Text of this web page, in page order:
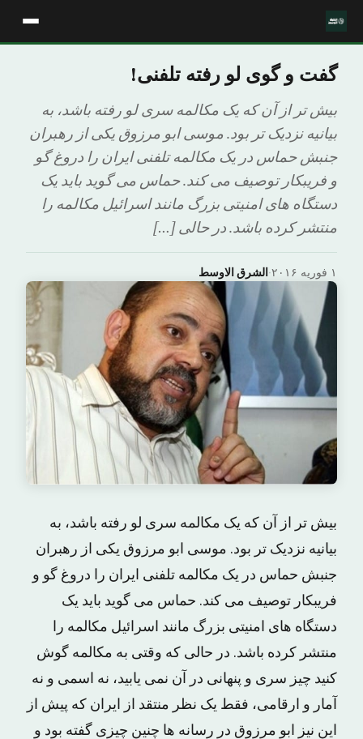
گفت و گوی لو رفته تلفنی!
بیش تر از آن که یک مکالمه سری لو رفته باشد، به
بیانیه نزدیک تر بود. موسی ابو مرزوق یکی از رهبران
جنبش حماس در یک مکالمه تلفنی ایران را دروغ گو
و فریبکار توصیف می کند. حماس می گوید باید یک
دستگاه های امنیتی بزرگ مانند اسرائیل مکالمه را
منتشر کرده باشد. در حالی […]
الشرق الاوسط· ۱ فوریه ۲۰۱۶
بیش تر از آن که یک مکالمه سری لو رفته باشد، به
بیانیه نزدیک تر بود. موسی ابو مرزوق یکی از رهبران
جنبش حماس در یک مکالمه تلفنی ایران را دروغ گو و
فریبکار توصیف می کند. حماس می گوید باید یک
دستگاه های امنیتی بزرگ مانند اسرائیل مکالمه را
منتشر کرده باشد. در حالی که وقتی به مکالمه گوش
کنید چیز سری و پنهانی در آن نمی یابید، نه اسمی و نه
آمار و ارقامی، فقط یک نظر منتقد از ایران که پیش از
این نیز ابو مرزوق در رسانه ها چنین چیزی گفته بود و